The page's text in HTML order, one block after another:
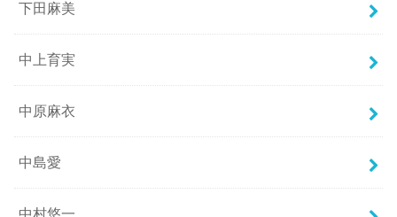
下田麻美
中上育実
中原麻衣
中島愛
中村悠一